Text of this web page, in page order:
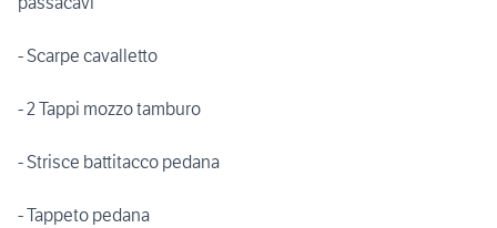
- Scarpe cavalletto
- 2 Tappi mozzo tamburo
- Strisce battitacco pedana
- Tappeto pedana